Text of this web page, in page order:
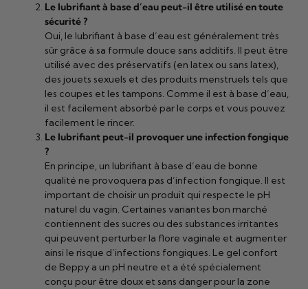
Le lubrifiant à base d’eau peut-il être utilisé en toute
sécurité ?
Oui, le lubrifiant à base d’eau est généralement très
sûr grâce à sa formule douce sans additifs. Il peut être
utilisé avec des préservatifs (en latex ou sans latex),
des jouets sexuels et des produits menstruels tels que
les coupes et les tampons. Comme il est à base d’eau,
il est facilement absorbé par le corps et vous pouvez
facilement le rincer.
Le lubrifiant peut-il provoquer une infection fongique
?
En principe, un lubrifiant à base d’eau de bonne
qualité ne provoquera pas d’infection fongique. Il est
important de choisir un produit qui respecte le pH
naturel du vagin. Certaines variantes bon marché
contiennent des sucres ou des substances irritantes
qui peuvent perturber la flore vaginale et augmenter
ainsi le risque d’infections fongiques. Le gel confort
de Beppy a un pH neutre et a été spécialement
conçu pour être doux et sans danger pour la zone